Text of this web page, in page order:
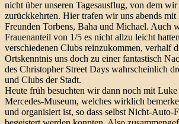
nicht über unseren Tagesausflug, von dem
zurückkehrten. Hier trafen wir uns abends
Freunden Torbens, Baha und Michael. Auch
Frauenanteil von 1/5 es nicht allzu leicht
verschiedenen Clubs reinzukommen, verhalf
Ortskenntnis uns doch zu einer fantastisch
des Christopher Street Days wahrscheinlich
und Clubs der Stadt.
Heute früh besuchten wir dann noch mit Luke
Mercedes-Museum, welches wirklich
und organisiert ist, so dass selbst Nicht-Auto-